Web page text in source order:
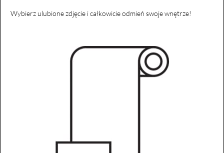
Wybierz ulubione zdjęcie i całkowicie odmień swoje wnętrze!